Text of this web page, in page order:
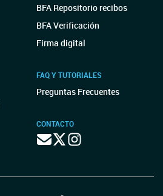
BFA Repositorio recibos
BFA Verificación
Firma digital
FAQ Y TUTORIALES
Preguntas Frecuentes
CONTACTO